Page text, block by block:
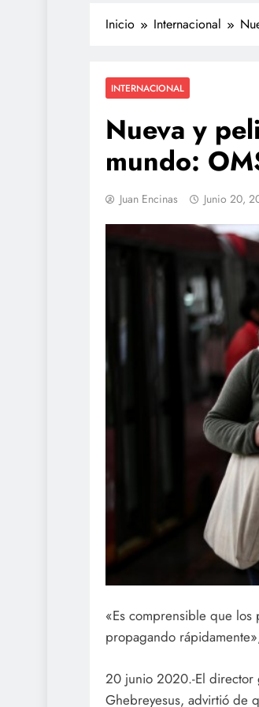
Inicio Internacional
INTERNACIONAL
Nueva y
mundo:
Juan Encinas Junio 20,
«Es comprensible que los
propagando
20 junio 2020.-El director
Ghebreyesus, advirtió de
redes
de
julio